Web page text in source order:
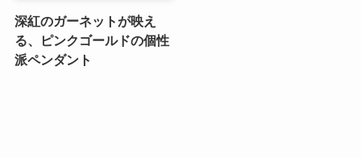
深紅のガーネットが映え
る、ピンクゴールドの個性
派ペンダント